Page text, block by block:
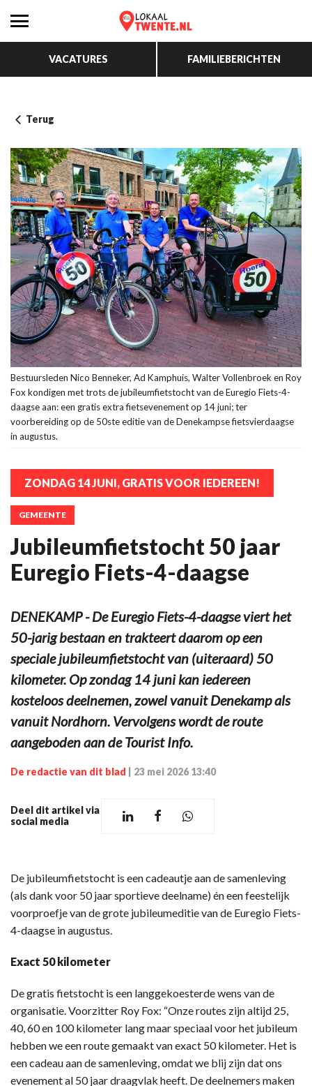
VACATURES FAMILIEBERICHTEN
Terug
Bestuursleden Nico Benneker, Ad Kamphuis, Walter Vollenbroek en Roy
Fox kondigen met trots de jubileumfietstocht van de Euregio Fiets-4-
daagse aan: een gratis extra fietsevenement op 14 juni; ter
voorbereiding op de 50ste editie van de Denekampse fietsvierdaagse
in augustus.
ZONDAG 14 JUNI, GRATIS VOOR IEDEREEN!
GEMEENTE
Jubileumfietstocht 50 jaar
Euregio Fiets-4-daagse
DENEKAMP - De Euregio Fiets-4-daagse viert het
50-jarig bestaan en trakteert daarom op een
speciale jubileumfietstocht van (uiteraard) 50
kilometer. Op zondag 14 juni kan iedereen
kosteloos deelnemen, zowel vanuit Denekamp als
vanuit Nordhorn. Vervolgens wordt de route
aangeboden aan de Tourist Info.
De redactie van dit blad 23 mei 2026 13:40
Deel dit artikel via
social media
De jubileumfietstocht is een cadeautje aan de samenleving
(als dank voor 50 jaar sportieve deelname) én een feestelijk
voorproefje van de grote jubileumeditie van de Euregio Fiets-
4-daagse in augustus.
Exact 50 kilometer
De gratis fietstocht is een langgekoesterde wens van de
organisatie. Voorzitter Roy Fox: “Onze routes zijn altijd 25,
40, 60 en 100 kilometer lang maar speciaal voor het jubileum
hebben we een route gemaakt van exact 50 kilometer. Het is
een cadeau aan de samenleving, omdat we blij zijn dat ons
evenement al 50 jaar draagvlak heeft. De deelnemers maken